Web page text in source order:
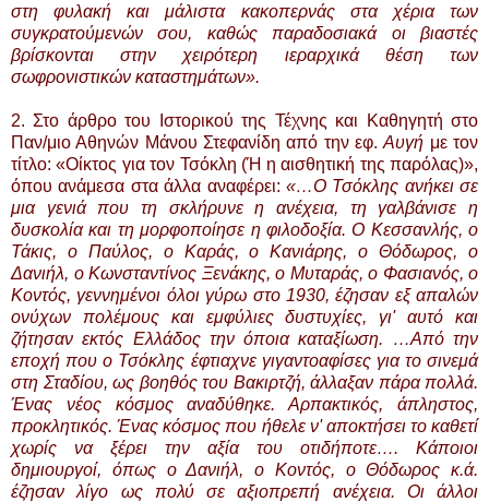
στη φυλακή και μάλιστα κακοπερνάς στα χέρια των
συγκρατούμενών σου, καθώς παραδοσιακά οι βιαστές
βρίσκονται στην χειρότερη ιεραρχικά θέση των
σωφρονιστικών καταστημάτων».
2. Στο άρθρο του Ιστορικού της Τέχνης και Καθηγητή στο
Παν/μιο Αθηνών Μάνου Στεφανίδη από την εφ.Αυγή με τον
τίτλο: «Οίκτος για τον Τσόκλη (Ή η αισθητική της παρόλας)»,
όπου ανάμεσα στα άλλα αναφέρει: «…Ο Τσόκλης ανήκει σε
μια γενιά που τη σκλήρυνε η ανέχεια, τη γαλβάνισε η
δυσκολία και τη μορφοποίησε η φιλοδοξία. Ο Κεσσανλής, ο
Τάκις, ο Παύλος, ο Καράς, ο Κανιάρης, ο Θόδωρος, ο
Δανιήλ, ο Κωνσταντίνος Ξενάκης, ο Μυταράς, ο Φασιανός, ο
Κοντός, γεννημένοι όλοι γύρω στο 1930, έζησαν εξ απαλών
ονύχων πολέμους και εμφύλιες δυστυχίες, γι' αυτό και
ζήτησαν εκτός Ελλάδος την όποια καταξίωση. …Από την
εποχή που ο Τσόκλης έφτιαχνε γιγαντοαφίσες για το σινεμά
στη Σταδίου, ως βοηθός του Βακιρτζή, άλλαξαν πάρα πολλά.
Ένας νέος κόσμος αναδύθηκε. Αρπακτικός, άπληστος,
προκλητικός. Ένας κόσμος που ήθελε ν' αποκτήσει το καθετί
χωρίς να ξέρει την αξία του οτιδήποτε…. Κάποιοι
δημιουργοί, όπως ο Δανιήλ, ο Κοντός, ο Θόδωρος κ.ά.
έζησαν λίγο ως πολύ σε αξιοπρεπή ανέχεια. Οι άλλοι